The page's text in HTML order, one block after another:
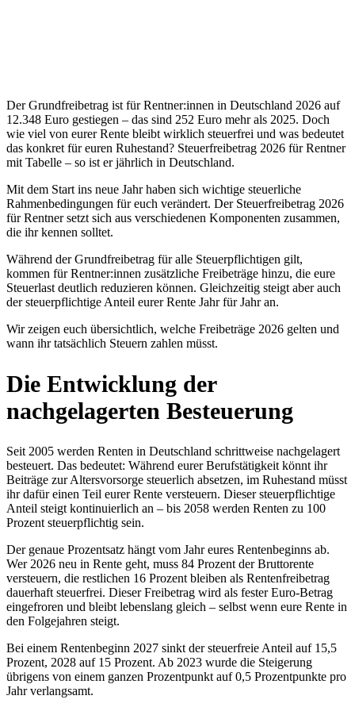
Der Grundfreibetrag ist für Rentner:innen in Deutschland 2026 auf
12.348 Euro gestiegen – das sind 252 Euro mehr als 2025. Doch
wie viel von eurer Rente bleibt wirklich steuerfrei und was bedeutet
das konkret für euren Ruhestand? Steuerfreibetrag 2026 für Rentner
mit Tabelle – so ist er jährlich in Deutschland.
Mit dem Start ins neue Jahr haben sich wichtige steuerliche
Rahmenbedingungen für euch verändert. Der Steuerfreibetrag 2026
für Rentner setzt sich aus verschiedenen Komponenten zusammen,
die ihr kennen solltet.
Während der Grundfreibetrag für alle Steuerpflichtigen gilt,
kommen für Rentner:innen zusätzliche Freibeträge hinzu, die eure
Steuerlast deutlich reduzieren können. Gleichzeitig steigt aber auch
der steuerpflichtige Anteil eurer Rente Jahr für Jahr an.
Wir zeigen euch übersichtlich, welche Freibeträge 2026 gelten und
wann ihr tatsächlich Steuern zahlen müsst.
Die Entwicklung der
nachgelagerten Besteuerung
Seit 2005 werden Renten in Deutschland schrittweise nachgelagert
besteuert. Das bedeutet: Während eurer Berufstätigkeit könnt ihr
Beiträge zur Altersvorsorge steuerlich absetzen, im Ruhestand müsst
ihr dafür einen Teil eurer Rente versteuern. Dieser steuerpflichtige
Anteil steigt kontinuierlich an – bis 2058 werden Renten zu 100
Prozent steuerpflichtig sein.
Der genaue Prozentsatz hängt vom Jahr eures Rentenbeginns ab.
Wer 2026 neu in Rente geht, muss 84 Prozent der Bruttorente
versteuern, die restlichen 16 Prozent bleiben als Rentenfreibetrag
dauerhaft steuerfrei. Dieser Freibetrag wird als fester Euro-Betrag
eingefroren und bleibt lebenslang gleich – selbst wenn eure Rente in
den Folgejahren steigt.
Bei einem Rentenbeginn 2027 sinkt der steuerfreie Anteil auf 15,5
Prozent, 2028 auf 15 Prozent. Ab 2023 wurde die Steigerung
übrigens von einem ganzen Prozentpunkt auf 0,5 Prozentpunkte pro
Jahr verlangsamt.